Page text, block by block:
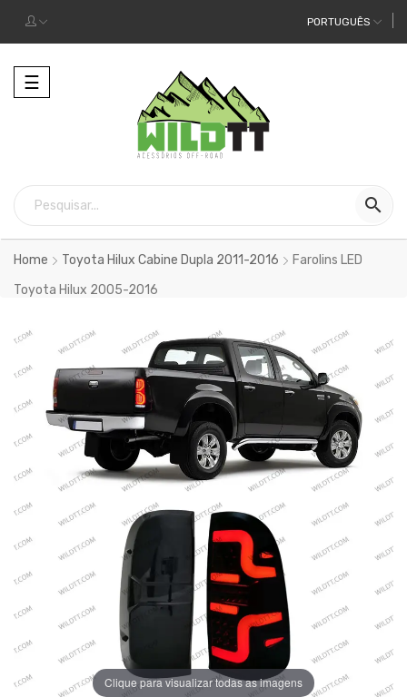
PORTUGUÊS
Alternar
a
☰

Home Toyota Hilux Cabine Dupla 2011-2016
Farolins LED
Toyota Hilux 2005-2016
Clique para visualizar todas as imagens